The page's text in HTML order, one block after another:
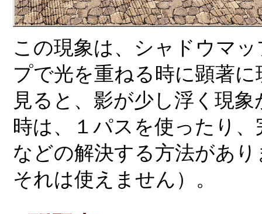
この現象は、シャドウマ
プで光を重ねる時に顕著
見ると、影が少し浮く現
時は、１パスを使ったり
などの解決する方法があ
それは使えません）。